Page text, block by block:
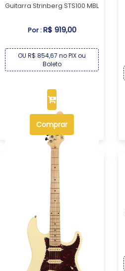
Guitarra Strinberg STS100 MBL
Por :R$ 919,00
OU R$ 854,67 no PIX ou
Boleto
Comprar